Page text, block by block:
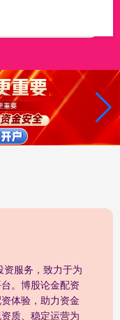
服务，致力于为
。博股论金配资
体验，助力资金
质、稳定运营为